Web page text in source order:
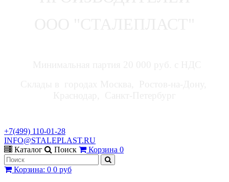
+7(499) 110-01-28
INFO@STALEPLAST.RU
Каталог
Поиск Корзина 0
Корзина: 0 0 руб